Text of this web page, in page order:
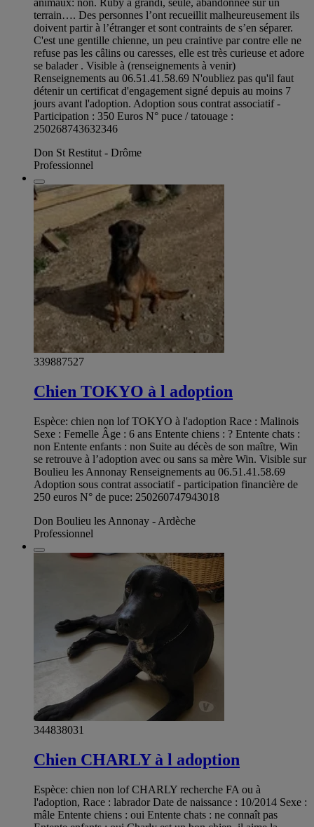
animaux: non. Ruby a grandi, seule, abandonnée sur un
terrain…. Des personnes l’ont recueillit malheureusement ils
doivent partir à l’étranger et sont contraints de s’en séparer.
C'est une gentille chienne, un peu craintive par contre elle ne
refuse pas les câlins ou caresses, elle est très curieuse et adore
se balader . Visible à (renseignements à venir)
Renseignements au 06.51.41.58.69 N'oubliez pas qu'il faut
détenir un certificat d'engagement signé depuis au moins 7
jours avant l'adoption. Adoption sous contrat associatif -
Participation : 350 Euros N° puce / tatouage :
250268743632346
Don St Restitut - Drôme
Professionnel
339887527
Chien TOKYO à l adoption
Espèce: chien non lof TOKYO à l'adoption Race : Malinois
Sexe : Femelle Âge : 6 ans Entente chiens : ? Entente chats :
non Entente enfants : non Suite au décès de son maître, Win
se retrouve à l’adoption avec ou sans sa mère Win. Visible sur
Boulieu les Annonay Renseignements au 06.51.41.58.69
Adoption sous contrat associatif - participation financière de
250 euros N° de puce: 250260747943018
Don Boulieu les Annonay - Ardèche
Professionnel
344838031
Chien CHARLY à l adoption
Espèce: chien non lof CHARLY recherche FA ou à
l'adoption, Race : labrador Date de naissance : 10/2014 Sexe :
mâle Entente chiens : oui Entente chats : ne connaît pas